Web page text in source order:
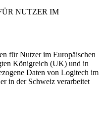
NUTZER IM
für Nutzer im Europäischen
Königreich (UK) und in
Daten von Logitech im
in der Schweiz verarbeitet